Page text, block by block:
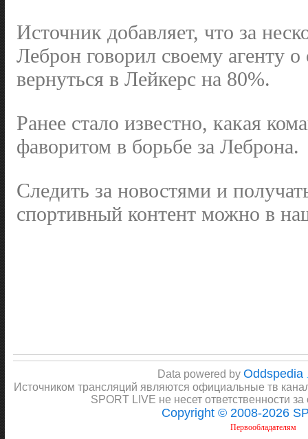
Источник добавляет, что за
Леброн говорил своему агенту о
вернуться в Лейкерс на 80%.
Ранее стало известно, какая
фаворитом в борьбе за Леброна.
Следить за новостями и
спортивный контент можно в
Data powered byOddspedia
Источником трансляций являются официальные тв
SPORT LIVE не несет ответственности
Copyright © 2008-2026
Первообладателям